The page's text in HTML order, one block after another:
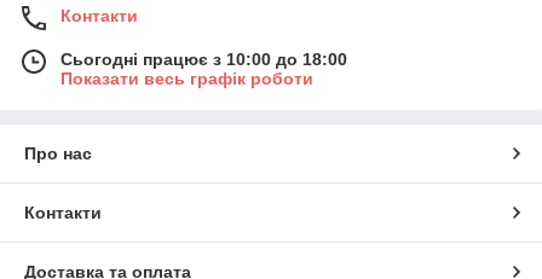
Контакти
Сьогодні працює з 10:00 до 18:00
Показати весь графік роботи
Про нас
Контакти
Доставка та оплата